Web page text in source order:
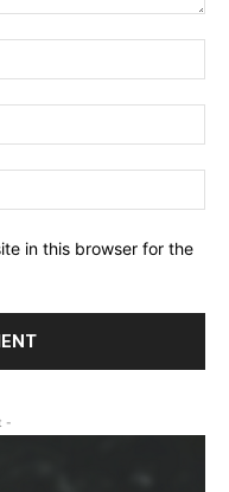
in this browser for the
-